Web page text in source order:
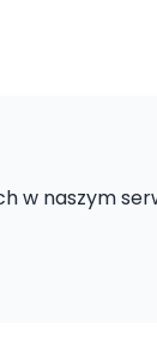
w naszym